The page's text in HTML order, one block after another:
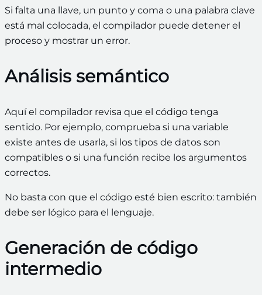
Si falta una llave, un punto y coma o una palabra clave
está mal colocada, el compilador puede detener el
proceso y mostrar un error.
Análisis semántico
Aquí el compilador revisa que el código tenga
sentido. Por ejemplo, comprueba si una variable
existe antes de usarla, si los tipos de datos son
compatibles o si una función recibe los argumentos
correctos.
No basta con que el código esté bien escrito: también
debe ser lógico para el lenguaje.
Generación de código
intermedio